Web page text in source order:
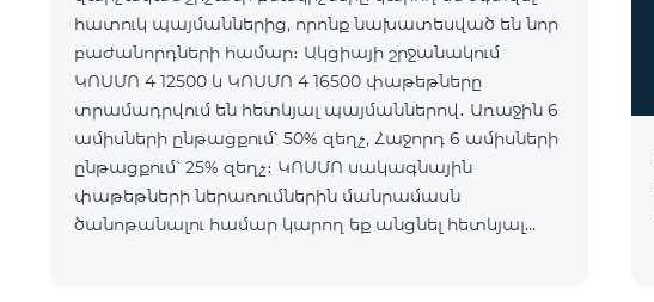
հատուկ պայմաններից, որոնք նախատեսված են նոր
բաժանորդների համար։ Ակցիայի շրջանակում
ԿՈՍՄՈ 4 12500 և ԿՈՍՄՈ 4 16500 փաթեթները
տրամադրվում են հետևյալ պայմաններով․ Առաջին 6
ամիսների ընթացքում՝ 50% զեղչ, Հաջորդ 6 ամիսների
ընթացքում՝ 25% զեղչ։ ԿՈՍՄՈ սակագնային
փաթեթների ներառումներին մանրամասն
ծանոթանալու համար կարող եք անցնել հետևյալ